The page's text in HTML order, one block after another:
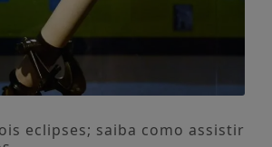
eclipses; saiba como assistir